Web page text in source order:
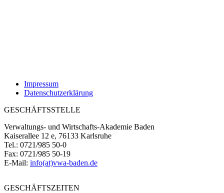
Impressum
Datenschutzerklärung
GESCHÄFTSSTELLE
Verwaltungs- und Wirtschafts-Akademie Baden
Kaiserallee 12 e, 76133 Karlsruhe
Tel.: 0721/985 50-0
Fax: 0721/985 50-19
E-Mail: info(at)vwa-baden.de
GESCHÄFTSZEITEN